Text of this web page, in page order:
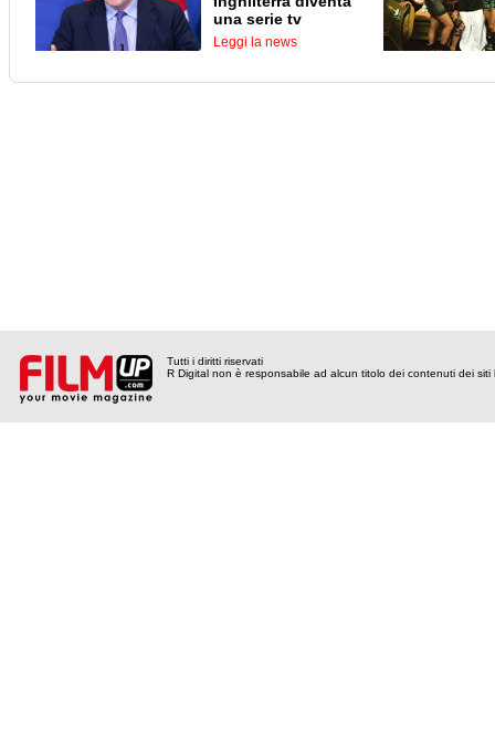
una serie tv
Leggi la news
Tutti i diritti riservati
R Digital non è responsabile ad alcun titolo dei contenuti dei siti